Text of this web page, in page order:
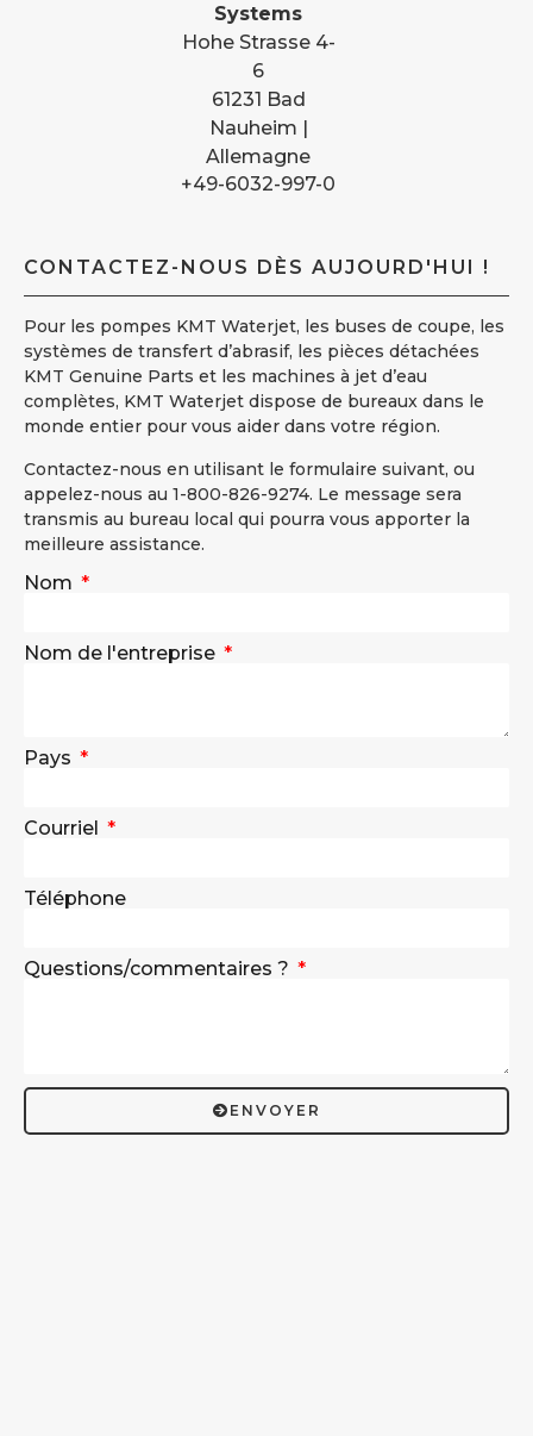
Systems
Hohe Strasse 4-
6
61231 Bad
Nauheim |
Allemagne
+49-6032-997-0
CONTACTEZ-NOUS DÈS AUJOURD'HUI !
Pour les pompes KMT Waterjet, les buses de coupe, les
systèmes de transfert d’abrasif, les pièces détachées
KMT Genuine Parts et les machines à jet d’eau
complètes, KMT Waterjet dispose de bureaux dans le
monde entier pour vous aider dans votre région.
Contactez-nous en utilisant le formulaire suivant, ou
appelez-nous au 1-800-826-9274. Le message sera
transmis au bureau local qui pourra vous apporter la
meilleure assistance.
Nom
Nom de l'entreprise
Pays
Courriel
Téléphone
Questions/commentaires ?
ENVOYER